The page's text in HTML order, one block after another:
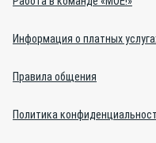
Информация о платных
Правила общения
Политика